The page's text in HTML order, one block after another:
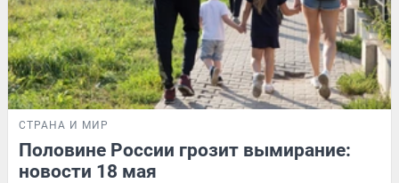
СТРАНА И МИР
Половине России грозит вымирание:
новости 18 мая